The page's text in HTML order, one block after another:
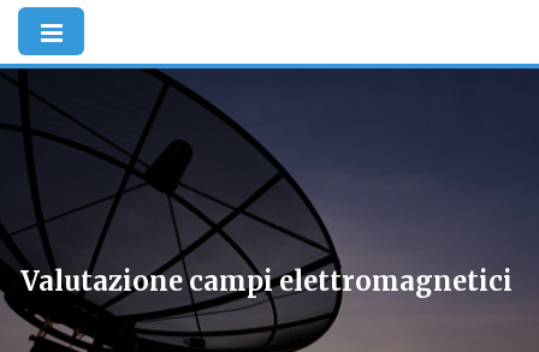
Valutazione campi elettromagnetici